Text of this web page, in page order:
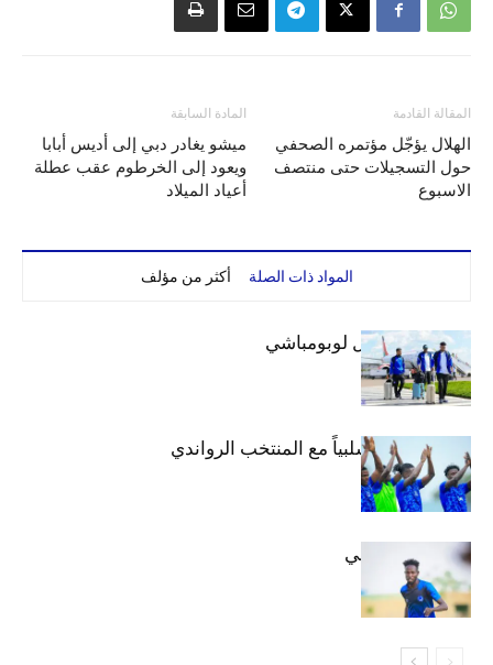
المادة السابقة
ميشو يغادر دبي إلى أديس أبابا
ويعود إلى الخرطوم عقب عطلة
أعياد الميلاد
المقالة القادمة
الهلال يؤجّل مؤتمره الصحفي
حول التسجيلات حتى منتصف
الاسبوع
المواد ذات الصلة أكثر من مؤلف
بعثة الهلال تصل لوبومباشي
الهلال يتعادل سلبياً مع المنتخب الرواندي
إعدادياً
كنن يصل كيجالي